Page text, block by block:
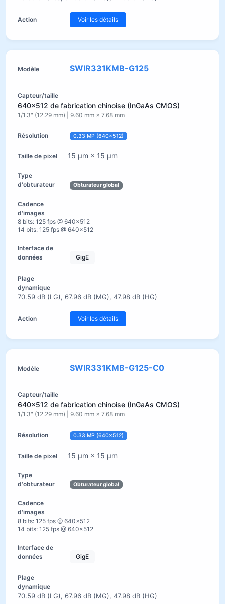
Voir les détails
SWIR331KMB-G125
640×512 de fabrication chinoise (InGaAs CMOS)
1/1.3" (12.29 mm) | 9.60 mm × 7.68 mm
0.33 MP (640×512)
15 µm × 15 µm
Obturateur global
8 bits: 125 fps @ 640×512
14 bits: 125 fps @ 640×512
GigE
70.59 dB (LG), 67.96 dB (MG), 47.98 dB (HG)
Voir les détails
SWIR331KMB-G125-C0
640×512 de fabrication chinoise (InGaAs CMOS)
1/1.3" (12.29 mm) | 9.60 mm × 7.68 mm
0.33 MP (640×512)
15 µm × 15 µm
Obturateur global
8 bits: 125 fps @ 640×512
14 bits: 125 fps @ 640×512
GigE
70.59 dB (LG), 67.96 dB (MG), 47.98 dB (HG)